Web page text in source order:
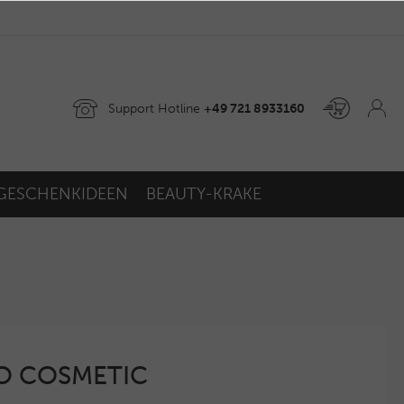
Support Hotline +49 721 8933160
BEAUTY-KRAKE
COSMETIC